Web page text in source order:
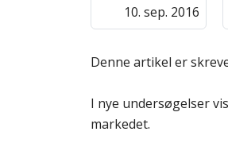
10. sep. 2016
Denne artikel er
I nye undersøgelser
markedet.